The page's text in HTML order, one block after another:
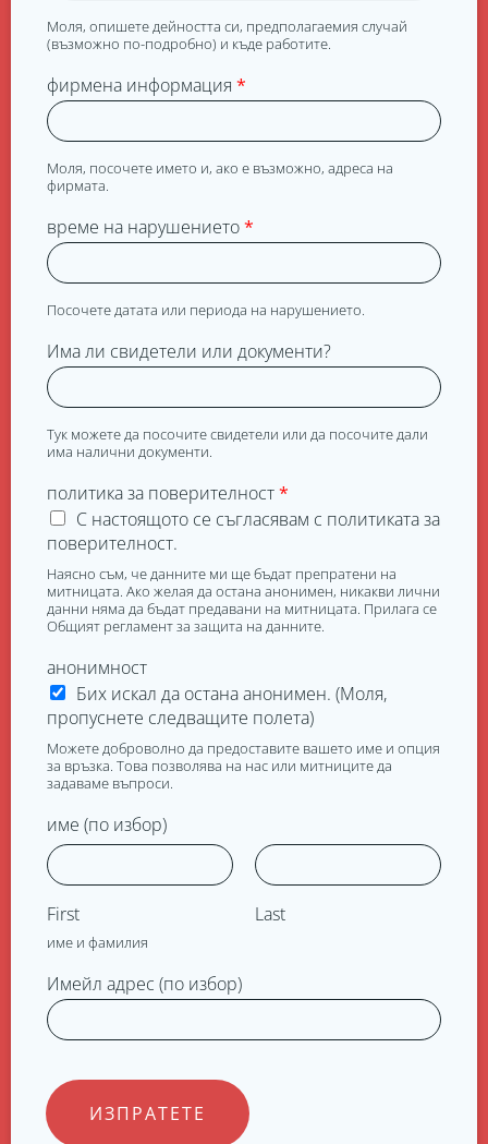
Моля, опишете дейността си, предполагаемия случай
(възможно по-подробно) и къде работите.
фирмена информация *
Моля, посочете името и, ако е възможно, адреса на
фирмата.
време на нарушението*
Посочете датата или периода на нарушението.
Има ли свидетели или документи?
Тук можете да посочите свидетели или да посочите дали
има налични документи.
политика за поверителност*
С настоящото се съгласявам с политиката за
поверителност.
Наясно съм, че данните ми ще бъдат препратени на
митницата. Ако желая да остана анонимен, никакви лични
данни няма да бъдат предавани на митницата. Прилага се
Общият регламент за защита на данните.
анонимност
Бих искал да остана анонимен. (Моля,
пропуснете следващите полета)
Можете доброволно да предоставите вашето име и опция
за връзка. Това позволява на нас или митниците да
задаваме въпроси.
име (по избор)
First Last
име и фамилия
Имейл адрес (по избор)
ИЗПРАТЕТЕ